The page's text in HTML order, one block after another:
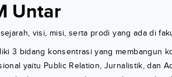
Untar
visi, misi, serta prodi yang ada di
3 bidang konsentrasi yang membangun
yaitu Public Relation, Jurnalistik, dan